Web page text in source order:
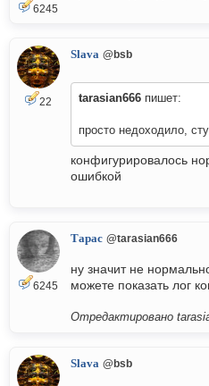
6245
22
Slava @bsb
tarasian666 пишет:
просто недоходило,
конфигурировалось
ошибкой
6245
Тарас @tarasian666
ну значит не
можете показать лог
Отредактировано
Slava @bsb